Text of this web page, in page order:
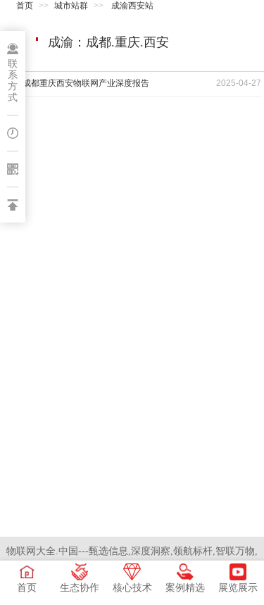
首页 城市站群 成渝西安站
成渝：成都.重庆.西安
2025成都重庆西安物联网产业深度报告 2025-04-27
物联网大全.中国---甄选信息,深度洞察,领航标杆,智联万物,
物联天下
从访问https://www.物联网大全.中国 开始！
登录 | 注册
联
系
方
式
首页 生态协作 核心技术 案例精选 展览展示